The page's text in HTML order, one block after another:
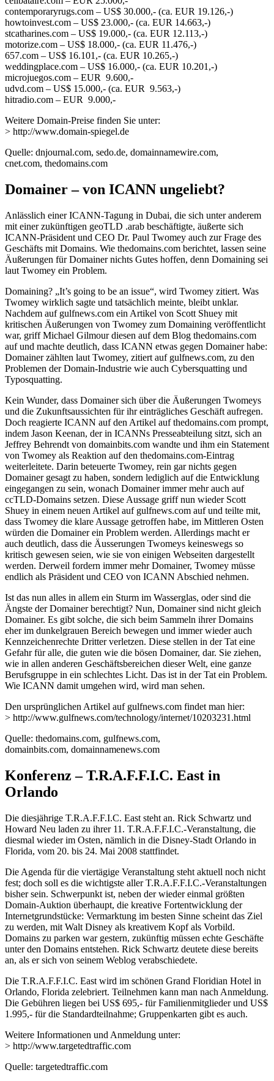
contemporaryrugs.com – US$ 30.000,- (ca. EUR 19.126,-)
howtoinvest.com – US$ 23.000,- (ca. EUR 14.663,-)
stcatharines.com – US$ 19.000,- (ca. EUR 12.113,-)
motorize.com – US$ 18.000,- (ca. EUR 11.476,-)
657.com – US$ 16.101,- (ca. EUR 10.265,-)
weddingplace.com – US$ 16.000,- (ca. EUR 10.201,-)
microjuegos.com – EUR 9.600,-
udvd.com – US$ 15.000,- (ca. EUR 9.563,-)
hitradio.com – EUR 9.000,-
Weitere Domain-Preise finden Sie unter:
> http://www.domain-spiegel.de
Quelle: dnjournal.com, sedo.de, domainnamewire.com,
cnet.com, thedomains.com
Domainer – von ICANN ungeliebt?
Anlässlich einer ICANN-Tagung in Dubai, die sich unter anderem
mit einer zukünftigen geoTLD .arab beschäftigte, äußerte sich
ICANN-Präsident und CEO Dr. Paul Twomey auch zur Frage des
Geschäfts mit Domains. Wie thedomains.com berichtet, lassen seine
Äußerungen für Domainer nichts Gutes hoffen, denn Domaining sei
laut Twomey ein Problem.
Domaining? „It’s going to be an issue“, wird Twomey zitiert. Was
Twomey wirklich sagte und tatsächlich meinte, bleibt unklar.
Nachdem auf gulfnews.com ein Artikel von Scott Shuey mit
kritischen Äußerungen von Twomey zum Domaining veröffentlicht
war, griff Michael Gilmour diesen auf dem Blog thedomains.com
auf und machte deutlich, dass ICANN etwas gegen Domainer habe:
Domainer zählten laut Twomey, zitiert auf gulfnews.com, zu den
Problemen der Domain-Industrie wie auch Cybersquatting und
Typosquatting.
Kein Wunder, dass Domainer sich über die Äußerungen Twomeys
und die Zukunftsaussichten für ihr einträgliches Geschäft aufregen.
Doch reagierte ICANN auf den Artikel auf thedomains.com prompt,
indem Jason Keenan, der in ICANNs Presseabteilung sitzt, sich an
Jeffrey Behrendt von domainbits.com wandte und ihm ein Statement
von Twomey als Reaktion auf den thedomains.com-Eintrag
weiterleitete. Darin beteuerte Twomey, rein gar nichts gegen
Domainer gesagt zu haben, sondern lediglich auf die Entwicklung
eingegangen zu sein, wonach Domainer immer mehr auch auf
ccTLD-Domains setzen. Diese Aussage griff nun wieder Scott
Shuey in einem neuen Artikel auf gulfnews.com auf und teilte mit,
dass Twomey die klare Aussage getroffen habe, im Mittleren Osten
würden die Domainer ein Problem werden. Allerdings macht er
auch deutlich, dass die Äusserungen Twomeys keineswegs so
kritisch gewesen seien, wie sie von einigen Webseiten dargestellt
werden. Derweil fordern immer mehr Domainer, Twomey müsse
endlich als Präsident und CEO von ICANN Abschied nehmen.
Ist das nun alles in allem ein Sturm im Wasserglas, oder sind die
Ängste der Domainer berechtigt? Nun, Domainer sind nicht gleich
Domainer. Es gibt solche, die sich beim Sammeln ihrer Domains
eher im dunkelgrauen Bereich bewegen und immer wieder auch
Kennzeichenrechte Dritter verletzen. Diese stellen in der Tat eine
Gefahr für alle, die guten wie die bösen Domainer, dar. Sie ziehen,
wie in allen anderen Geschäftsbereichen dieser Welt, eine ganze
Berufsgruppe in ein schlechtes Licht. Das ist in der Tat ein Problem.
Wie ICANN damit umgehen wird, wird man sehen.
Den ursprünglichen Artikel auf gulfnews.com findet man hier:
> http://www.gulfnews.com/technology/internet/10203231.html
Quelle: thedomains.com, gulfnews.com,
domainbits.com, domainnamenews.com
Konferenz – T.R.A.F.F.I.C. East in
Orlando
Die diesjährige T.R.A.F.F.I.C. East steht an. Rick Schwartz und
Howard Neu laden zu ihrer 11. T.R.A.F.F.I.C.-Veranstaltung, die
diesmal wieder im Osten, nämlich in die Disney-Stadt Orlando in
Florida, vom 20. bis 24. Mai 2008 stattfindet.
Die Agenda für die viertägige Veranstaltung steht aktuell noch nicht
fest; doch soll es die wichtigste aller T.R.A.F.F.I.C.-Veranstaltungen
bisher sein. Schwerpunkt ist, neben der wieder einmal größten
Domain-Auktion überhaupt, die kreative Fortentwicklung der
Internetgrundstücke: Vermarktung im besten Sinne scheint das Ziel
zu werden, mit Walt Disney als kreativem Kopf als Vorbild.
Domains zu parken war gestern, zukünftig müssen echte Geschäfte
unter den Domains entstehen. Rick Schwartz deutete diese bereits
an, als er sich von seinem Weblog verabschiedete.
Die T.R.A.F.F.I.C. East wird im schönen Grand Floridian Hotel in
Orlando, Florida zelebriert. Teilnehmen kann man nach Anmeldung.
Die Gebühren liegen bei US$ 695,- für Familienmitglieder und US$
1.995,- für die Standardteilnahme; Gruppenkarten gibt es auch.
Weitere Informationen und Anmeldung unter:
> http://www.targetedtraffic.com
Quelle: targetedtraffic.com